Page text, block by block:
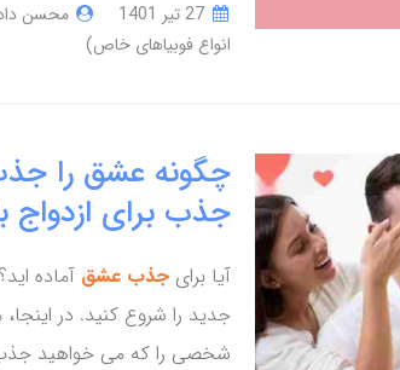
محسن
انواع فوبیاهای خاص)
چگونه عشق را
جذب برای
آیا برای جذب عشق آماده
جدید را شروع کنید. در
شخصی را که می خواهید